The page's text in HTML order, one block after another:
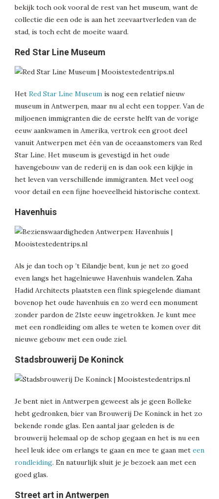
bekijk toch ook vooral de rest van het museum, want de
collectie die een ode is aan het zeevaartverleden van de
stad, is toch echt de moeite waard.
Red Star Line Museum
Het Red Star Line Museum is nog een relatief nieuw
museum in Antwerpen, maar nu al echt een topper. Van de
miljoenen immigranten die de eerste helft van de vorige
eeuw aankwamen in Amerika, vertrok een groot deel
vanuit Antwerpen met één van de oceaanstomers van Red
Star Line. Het museum is gevestigd in het oude
havengebouw van de rederij en is dan ook een kijkje in
het leven van verschillende immigranten. Met veel oog
voor detail en een fijne hoeveelheid historische context.
Havenhuis
Als je dan toch op ’t Eilandje bent, kun je net zo goed
even langs het hagelnieuwe Havenhuis wandelen. Zaha
Hadid Architects plaatsten een flink spiegelende diamant
bovenop het oude havenhuis en zo werd een monument
zonder pardon de 21ste eeuw ingetrokken. Je kunt mee
met een rondleiding om alles te weten te komen over dit
nieuwe gebouw met een oude ziel.
Stadsbrouwerij De Koninck
Je bent niet in Antwerpen geweest als je geen Bolleke
hebt gedronken, bier van Brouwerij De Koninck in het zo
bekende ronde glas. Een aantal jaar geleden is de
brouwerij helemaal op de schop gegaan en het is nu een
heel leuk idee om erlangs te gaan en mee te gaan met een
rondleiding. En natuurlijk sluit je je bezoek aan met een
goed glas.
Street art in Antwerpen